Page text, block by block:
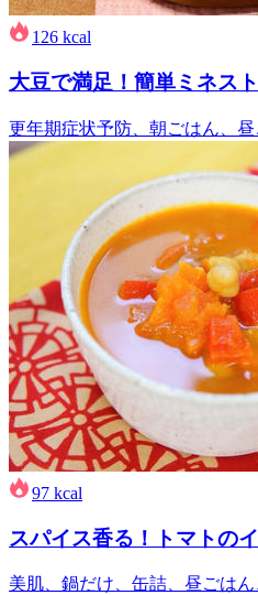
126 kcal
大豆で満足！簡単ミネス
更年期症状予防、朝ごはん、
97 kcal
スパイス香る！トマトの
美肌、鍋だけ、缶詰、昼ごはん